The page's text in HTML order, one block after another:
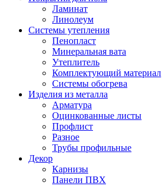
Ламинат
Линолеум
Системы утепления
Пенопласт
Минеральная вата
Утеплитель
Комплектующий материал
Системы обогрева
Изделия из металла
Арматура
Оцинкованные листы
Профлист
Разное
Трубы профильные
Декор
Карнизы
Панели ПВХ